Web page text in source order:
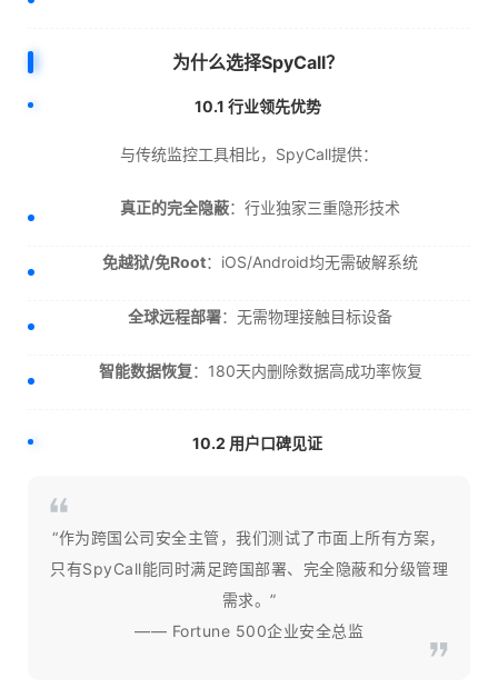
为什么选择SpyCall？
10.1 行业领先优势
与传统监控工具相比，SpyCall提供：
真正的完全隐蔽：行业独家三重隐形技术
免越狱/免Root：iOS/Android均无需破解系统
全球远程部署：无需物理接触目标设备
智能数据恢复：180天内删除数据高成功率恢复
10.2 用户口碑见证
“作为跨国公司安全主管，我们测试了市面上所有方案，
只有SpyCall能同时满足跨国部署、完全隐蔽和分级管理
需求。”
—— Fortune 500企业安全总监